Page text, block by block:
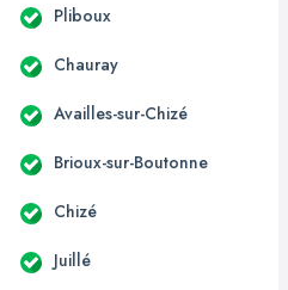
Pliboux
Chauray
Availles-sur-Chizé
Brioux-sur-Boutonne
Chizé
Juillé